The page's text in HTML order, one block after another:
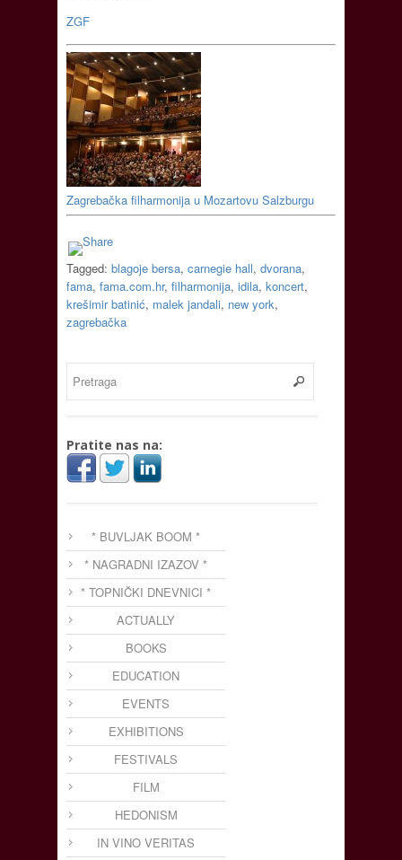
ZGF
Zagrebačka filharmonija u Mozartovu Salzburgu
Tagged: blagoje bersa, carnegie hall, dvorana,
fama, fama.com.hr, filharmonija, idila, koncert,
krešimir batinić, malek jandali, new york,
zagrebačka
Pratite nas na:
* BUVLJAK BOOM *
* NAGRADNI IZAZOV *
* TOPNIČKI DNEVNICI *
ACTUALLY
BOOKS
EDUCATION
EVENTS
EXHIBITIONS
FESTIVALS
FILM
HEDONISM
IN VINO VERITAS